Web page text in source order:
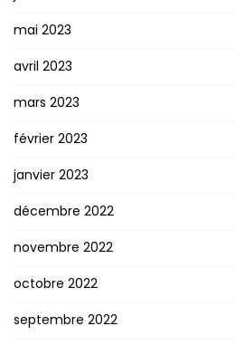
mai 2023
avril 2023
mars 2023
février 2023
janvier 2023
décembre 2022
novembre 2022
octobre 2022
septembre 2022